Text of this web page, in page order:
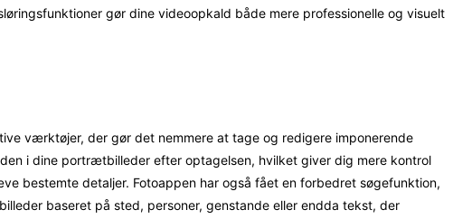
gør dine videoopkald både mere professionelle og visuelt
værktøjer, der gør det nemmere at tage og redigere imponerende
i dine portrætbilleder efter optagelsen, hvilket giver dig mere kontrol
bestemte detaljer. Fotoappen har også fået en forbedret søgefunktion,
baseret på sted, personer, genstande eller endda tekst, der